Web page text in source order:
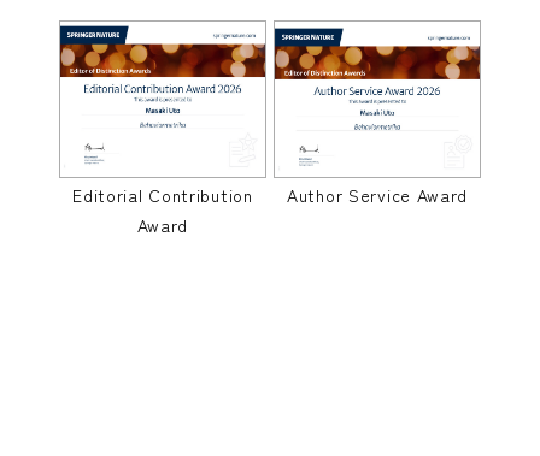
Editorial Contribution
Award
Author Service Award